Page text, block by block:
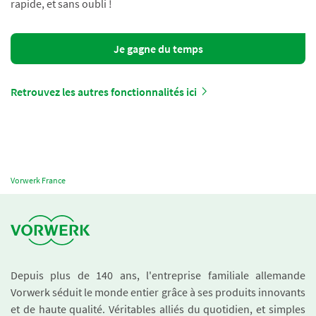
rapide, et sans oubli !
Je gagne du temps
Retrouvez les autres fonctionnalités ici
Vorwerk France
Depuis plus de 140 ans, l'entreprise familiale allemande
Vorwerk séduit le monde entier grâce à ses produits innovants
et de haute qualité. Véritables alliés du quotidien, et simples